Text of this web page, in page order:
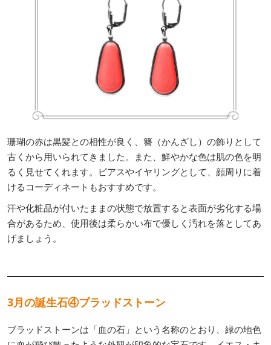
珊瑚の赤は黒髪との相性が良く、簪（かんざし）の飾りとして
古くから用いられてきました。また、鮮やかな色は肌の色を明
るく見せてくれます。ピアスやイヤリングとして、顔周りに着
けるコーディネートもおすすめです。
汗や化粧品が付いたままの状態で放置すると表面が劣化する場
合があるため、使用後は柔らかい布で優しく汚れを落としてあ
げましょう。
3月の誕生石④ブラッドストーン
ブラッドストーンは「血の石」という名称のとおり、緑の地色